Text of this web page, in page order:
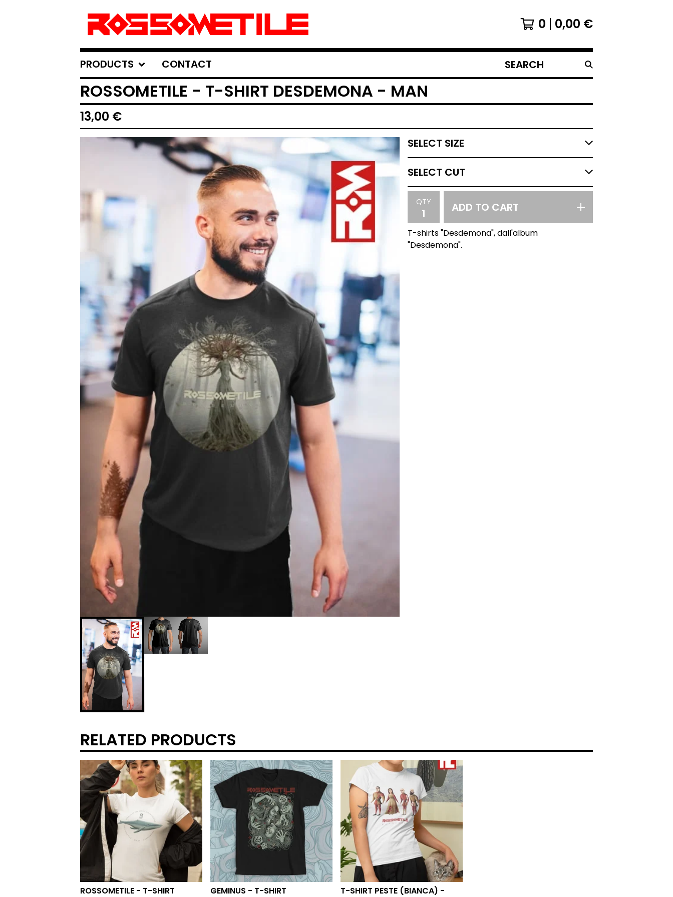
0 0,00 €
PRODUCTS CONTACT
SEARCH
PRODUCTS
ROSSOMETILE - T-SHIRT DESDEMONA - MAN
13,00 €
QTY ADD TO CART
T-shirts "Desdemona", dall'album
"Desdemona".
RELATED PRODUCTS
ROSSOMETILE - T-SHIRT
GEMINUS - T-SHIRT
T-SHIRT PESTE (BIANCA) -